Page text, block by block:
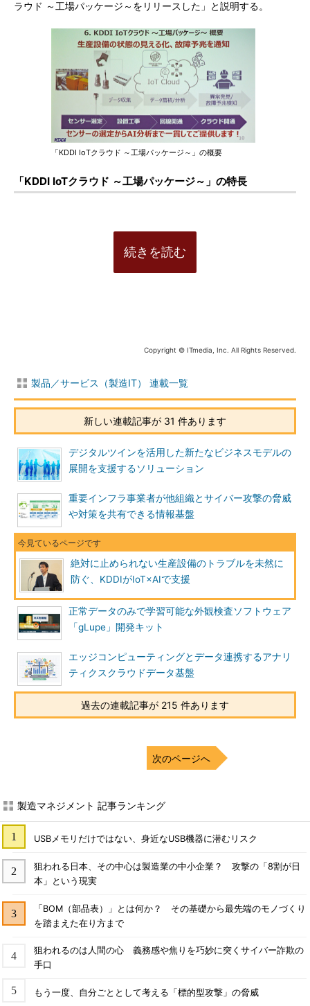
ラウド ～工場パッケージ～をリリースした」と説明する。
「KDDI IoTクラウド ～工場パッケージ～」の概要
「KDDI IoTクラウド ～工場パッケージ～」の特長
続きを読む
Copyright © ITmedia, Inc. All Rights Reserved.
製品／サービス（製造IT） 連載一覧
新しい連載記事が 31 件あります
デジタルツインを活用した新たなビジネスモデルの
展開を支援するソリューション
重要インフラ事業者が他組織とサイバー攻撃の脅威
や対策を共有できる情報基盤
絶対に止められない生産設備のトラブルを未然に
防ぐ、KDDIがIoT×AIで支援
正常データのみで学習可能な外観検査ソフトウェア
「gLupe」開発キット
エッジコンピューティングとデータ連携するアナリ
ティクスクラウドデータ基盤
過去の連載記事が 215 件あります
次のページへ
製造マネジメント 記事ランキング
USBメモリだけではない、身近なUSB機器に潜むリスク
狙われる日本、その中心は製造業の中小企業？ 攻撃の「8割が日
本」という現実
「BOM（部品表）」とは何か？ その基礎から最先端のモノづくり
を踏まえた在り方まで
狙われるのは人間の心 義務感や焦りを巧妙に突くサイバー詐欺の
手口
もう一度、自分ごととして考える「標的型攻撃」の脅威